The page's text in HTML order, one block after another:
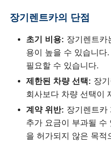
장기렌트카의 단점
초기 비용: 장기렌트카
용이 높을 수 있습니다
필요할 수 있습니다.
제한된 차량 선택: 장
회사보다 차량 선택이
계약 위반: 장기렌트카
추가 요금이 부과될 수
을 허가되지 않은 목적